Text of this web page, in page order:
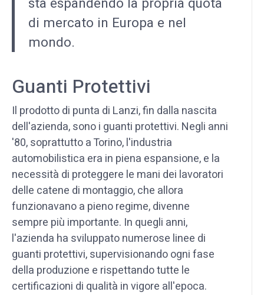
di mercato in Europa e nel
mondo.
Guanti Protettivi
Il prodotto di punta di Lanzi, fin dalla nascita
dell'azienda, sono i guanti protettivi. Negli anni
'80, soprattutto a Torino, l'industria
automobilistica era in piena espansione, e la
necessità di proteggere le mani dei lavoratori
delle catene di montaggio, che allora
funzionavano a pieno regime, divenne
sempre più importante. In quegli anni,
l'azienda ha sviluppato numerose linee di
guanti protettivi, supervisionando ogni fase
della produzione e rispettando tutte le
certificazioni di qualità in vigore all'epoca.